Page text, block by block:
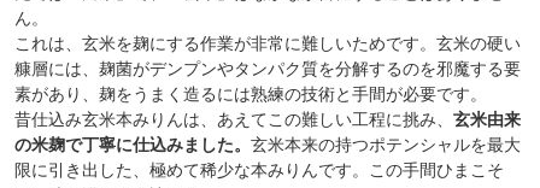
ん。
これは、玄米を麹にする作業が非常に難しいためです。玄米の硬い
糠層には、麹菌がデンプンやタンパク質を分解するのを邪魔する要
素があり、麹をうまく造るには熟練の技術と手間が必要です。
昔仕込み玄米本みりんは、あえてこの難しい工程に挑み、 玄米由来
の米麹で丁寧に仕込みました。 玄米本来の持つポテンシャルを最大
限に引き出した、極めて稀少な本みりんです。この手間ひまこそ